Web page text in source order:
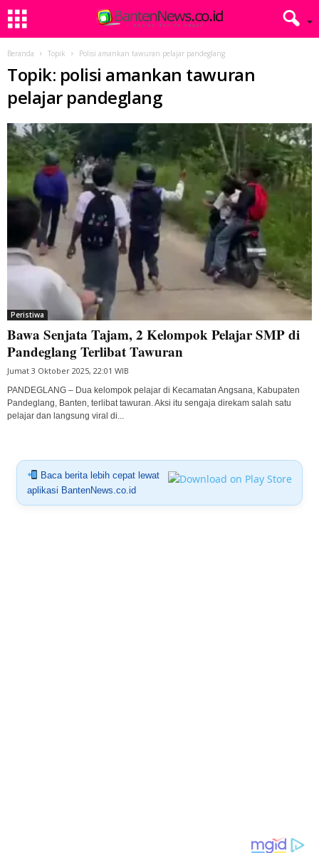
Beranda Topik Polisi amankan tawuran pelajar pandeglang
Topik: polisi amankan tawuran
pelajar pandeglang
Peristiwa
Bawa Senjata Tajam, 2 Kelompok Pelajar SMP di
Pandeglang Terlibat Tawuran
Jumat 3 Oktober 2025, 22:01 WIB
PANDEGLANG – Dua kelompok pelajar di Kecamatan Angsana, Kabupaten
Pandeglang, Banten, terlibat tawuran. Aksi itu sengaja direkam salah satu
pelajar dan langsung viral di...
Baca berita lebih cepat lewat
aplikasi BantenNews.co.id